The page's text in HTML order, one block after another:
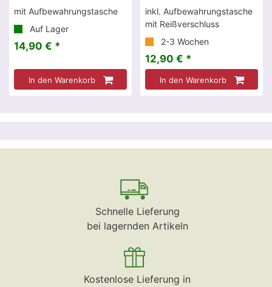
mit Aufbewahrungstasche
Auf Lager
14,90 € *
In den Warenkorb
inkl. Aufbewahrungstasche
mit Reißverschluss
2-3 Wochen
12,90 € *
In den Warenkorb
Schnelle Lieferung
bei lagernden Artikeln
Kostenlose Lieferung in